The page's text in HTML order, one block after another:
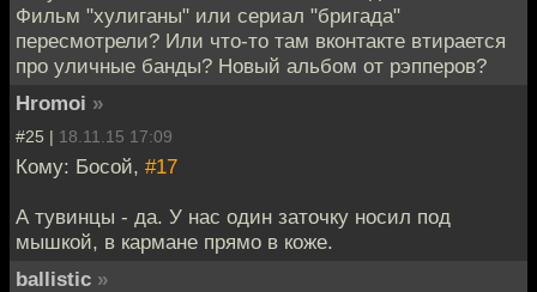
Фильм "хулиганы" или сериал "бригада"
пересмотрели? Или что-то там вконтакте втирается
про уличные банды? Новый альбом от рэпперов?
Hromoi »
#25 | 18.11.15 17:09
Кому: Босой, #17
А тувинцы - да. У нас один заточку носил под
мышкой, в кармане прямо в коже.
ballistic »